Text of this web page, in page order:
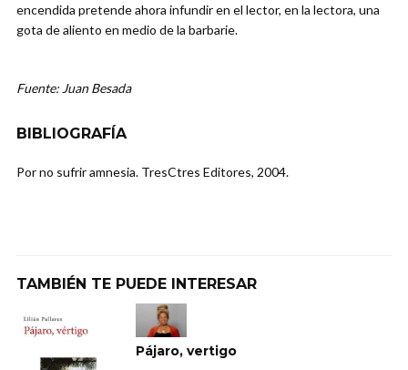
encendida pretende ahora infundir en el lector, en la lectora, una
gota de aliento en medio de la barbarie.
Fuente: Juan Besada
BIBLIOGRAFÍA
Por no sufrir amnesia. TresCtres Editores, 2004.
TAMBIÉN TE PUEDE INTERESAR
Pájaro, vertigo